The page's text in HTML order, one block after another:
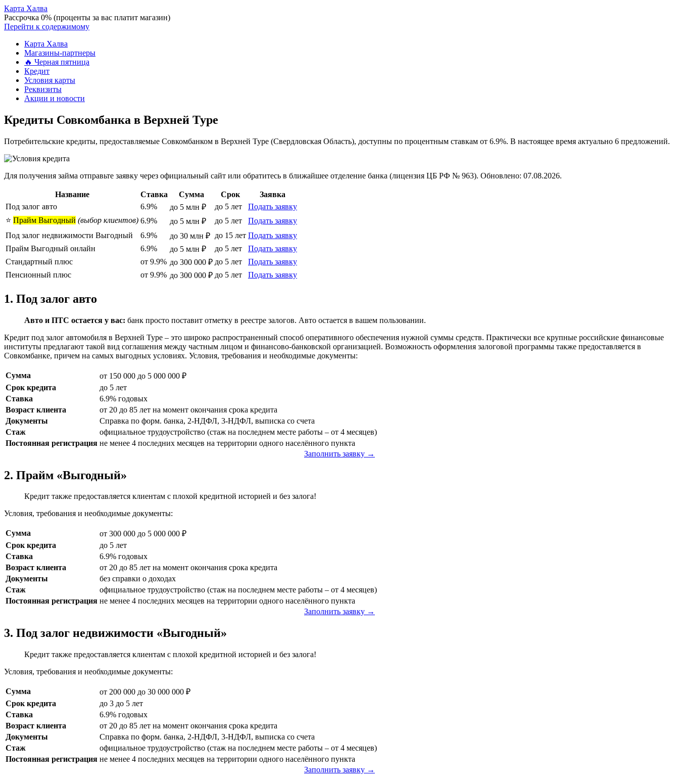
Карта Халва
Рассрочка 0% (проценты за вас платит магазин)
Перейти к содержимому
Карта Халва
Магазины-партнеры
🔥 Черная пятница
Кредит
Условия карты
Реквизиты
Акции и новости
Кредиты Совкомбанка в Верхней Туре
Потребительские кредиты, предоставляемые Совкомбанком в Верхней Туре (Свердловская Область), доступны по процентным ставкам от 6.9%. В настоящее время актуально 6 предложений.
Для получения займа отправьте заявку через официальный сайт или обратитесь в ближайшее отделение банка (лицензия ЦБ РФ № 963). Обновлено: 07.08.2026.
Название Ставка Сумма Срок
Заявка
Под залог авто
6.9% до 5 млн ₽ до 5 лет
Подать заявку
⭐ Прайм Выгодный (выбор клиентов) 6.9% до 5 млн ₽ до 5 лет
Подать заявку
Под залог недвижимости Выгодный
6.9% до 30 млн ₽ до 15 лет Подать заявку
Прайм Выгодный онлайн
6.9% до 5 млн ₽ до 5 лет
Подать заявку
Стандартный плюс
от 9.9% до 300 000 ₽ до 5 лет
Подать заявку
Пенсионный плюс
от 9.9% до 300 000 ₽ до 5 лет Подать заявку
1. Под залог авто
Авто и ПТС остается у вас: банк просто поставит отметку в реестре залогов. Авто остается в вашем пользовании.
Кредит под залог автомобиля в Верхней Туре – это широко распространенный способ оперативного обеспечения нужной суммы средств. Практически все крупные российские финансовые
институты предлагают такой вид соглашения между частным лицом и финансово-банковской организацией. Возможность оформления залоговой программы также предоставляется в
Совкомбанке, причем на самых выгодных условиях. Условия, требования и необходимые документы:
Сумма
от 150 000 до 5 000 000 ₽
Срок кредита
до 5 лет
Ставка
6.9% годовых
Возраст клиента
от 20 до 85 лет на момент окончания срока кредита
Документы
Справка по форм. банка, 2-НДФЛ, 3-НДФЛ, выписка со счета
Стаж
официальное трудоустройство (стаж на последнем месте работы – от 4 месяцев)
Постоянная регистрация не менее 4 последних месяцев на территории одного населённого пункта
Заполнить заявку →
2. Прайм «Выгодный»
Кредит также предоставляется клиентам с плохой кредитной историей и без залога!
Условия, требования и необходимые документы:
Сумма
от 300 000 до 5 000 000 ₽
Срок кредита
до 5 лет
Ставка
6.9% годовых
Возраст клиента
от 20 до 85 лет на момент окончания срока кредита
Документы
без справки о доходах
Стаж
официальное трудоустройство (стаж на последнем месте работы – от 4 месяцев)
Постоянная регистрация не менее 4 последних месяцев на территории одного населённого пункта
Заполнить заявку →
3. Под залог недвижимости «Выгодный»
Кредит также предоставляется клиентам с плохой кредитной историей и без залога!
Условия, требования и необходимые документы:
Сумма
от 200 000 до 30 000 000 ₽
Срок кредита
до 3 до 5 лет
Ставка
6.9% годовых
Возраст клиента
от 20 до 85 лет на момент окончания срока кредита
Документы
Справка по форм. банка, 2-НДФЛ, 3-НДФЛ, выписка со счета
Стаж
официальное трудоустройство (стаж на последнем месте работы – от 4 месяцев)
Постоянная регистрация не менее 4 последних месяцев на территории одного населённого пункта
Заполнить заявку →